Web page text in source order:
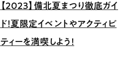
【2023】備北夏まつり徹底ガイ
ド！夏限定イベントやアクティビ
ティーを満喫しよう！